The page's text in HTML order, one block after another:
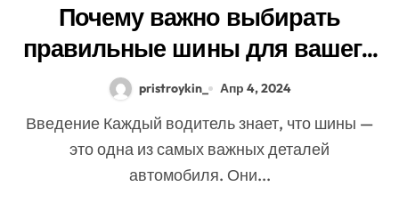
Почему важно выбирать
правильные шины для вашего
автомобиля?
pristroykin_ Апр 4, 2024
Введение Каждый водитель знает, что шины —
это одна из самых важных деталей
автомобиля. Они...